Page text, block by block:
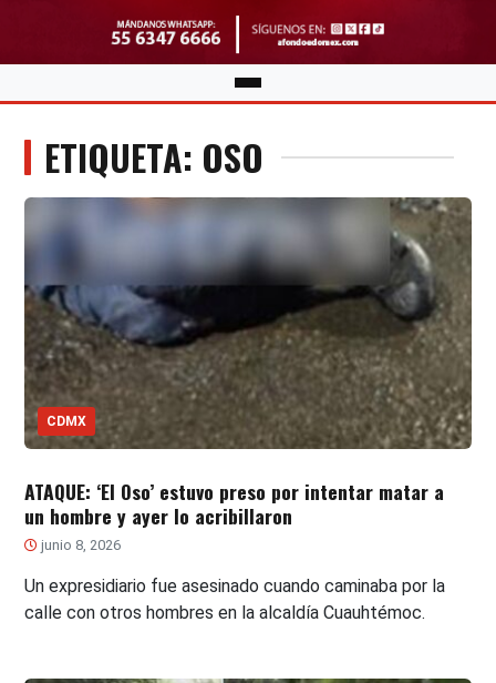
ETIQUETA: OSO
CDMX
ATAQUE: ‘El Oso’ estuvo preso por intentar matar a
un hombre y ayer lo acribillaron
junio 8, 2026
Un expresidiario fue asesinado cuando caminaba por la
calle con otros hombres en la alcaldía Cuauhtémoc.